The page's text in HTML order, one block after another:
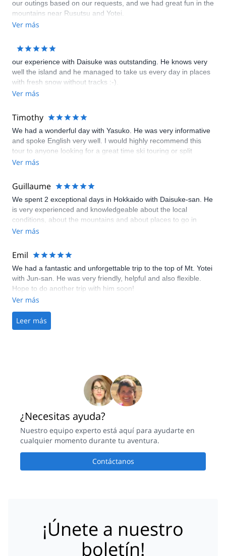
our outings based on our requests, and we had great fun in the
mountains near Rusutsu and Yotei.
Ver más
our experience with Daisuke was outstanding. He knows very
well the island and he managed to take us every day in places
with fresh snow without tracks :-).
Ver más
Timothy
We had a wonderful day with Yasuko. He was very informative
and spoke English very well. I would highly recommend this
tour to anyone looking for a great time ski touring or split
boarding Mt. Yotei
Ver más
Guillaume
We spent 2 exceptional days in Hokkaido with Daisuke-san. He
is very experienced and knowledgeable about the local
conditions, about the mountains and about places to go in
general. Even after our trip with him had ended, Daisuke-san
privileged to have shared his company for two days, and we
will never forget our time in Hokkaido with him.
Ver más
Emil
We had a fantastic and unforgettable trip to the top of Mt. Yotei
with Jun-san. He was very friendly, helpful and also flexible.
Hope to do another trip with him soon!
Ver más
Leer más
¿Necesitas ayuda?
Nuestro equipo experto está aquí para ayudarte en
cualquier momento durante tu aventura.
Contáctanos
¡Únete a nuestro
boletín!